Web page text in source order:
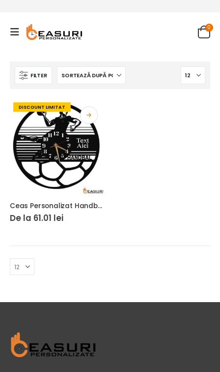
0
FILTER
DISCOUNT LIMITAT
Ceas Personalizat Handbal 01
De la 61.01 lei